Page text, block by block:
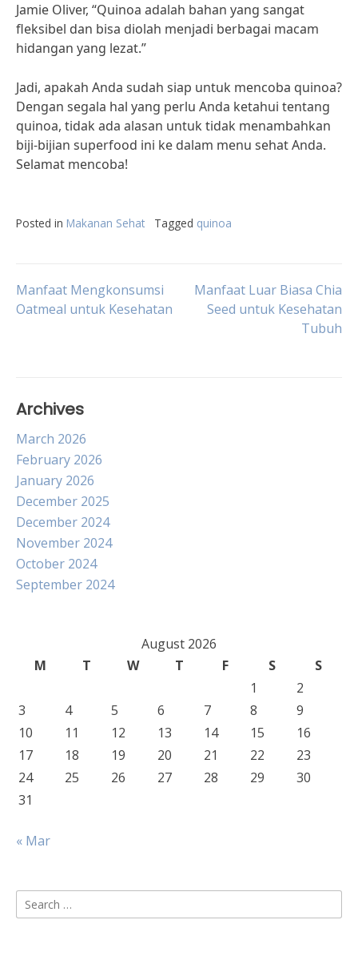
Jamie Oliver, “Quinoa adalah bahan yang sangat
fleksibel dan bisa diolah menjadi berbagai macam
hidangan yang lezat.”
Jadi, apakah Anda sudah siap untuk mencoba quinoa?
Dengan segala hal yang perlu Anda ketahui tentang
quinoa, tidak ada alasan untuk tidak menambahkan
biji-bijian superfood ini ke dalam menu sehat Anda.
Selamat mencoba!
Posted in Makanan Sehat Tagged quinoa
Post
Manfaat Mengkonsumsi
Oatmeal untuk Kesehatan
Manfaat Luar Biasa Chia
Seed untuk Kesehatan
Tubuh
Archives
March 2026
February 2026
January 2026
December 2025
December 2024
November 2024
October 2024
September 2024
August 2026
M
T W T F S
S
1
2
3
4 5 6 7 8
9
10
11 12 13 14 15
16
17
18 19 20 21 22
23
24
25 26 27 28 29
30
31
« Mar
Search
for: